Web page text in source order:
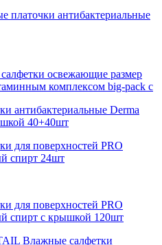
платочки антибактериальные
освежающие размер
комплексом big-pack с
антибактериальные Derma
40+40шт
для поверхностей PRO
спирт 24шт
для поверхностей PRO
спирт с крышкой 120шт
Влажные салфетки